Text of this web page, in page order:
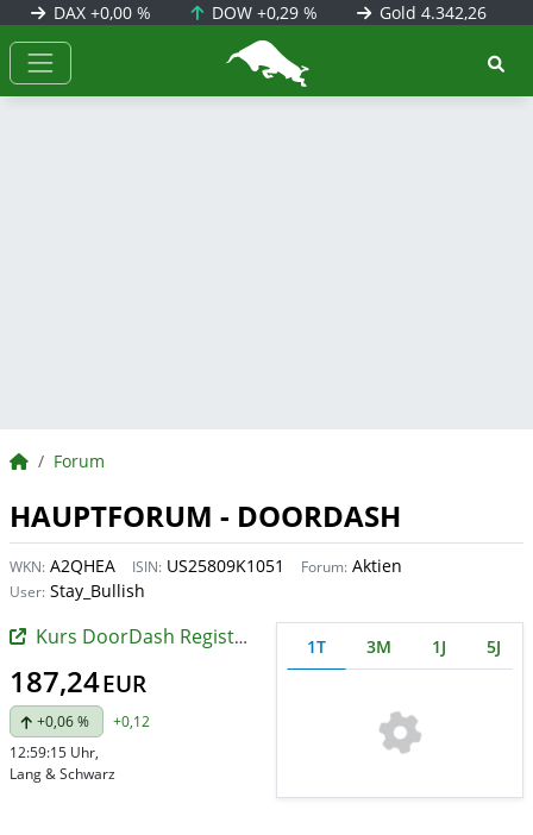
DAX +0,00 % DOW+0,29 % Gold 4.342,26
BörsenNEWS.de
BörsenNEWS.de
Forum
HAUPTFORUM - DOORDASH
WKN: A2QHEA ISIN: US25809K1051 Forum: Aktien
User: Stay_Bullish
Kurs DoorDash Registered (A)
187,24EUR
+0,06 %
+0,12
12:59:15 Uhr,
Lang & Schwarz
1T 3M 1J 5J